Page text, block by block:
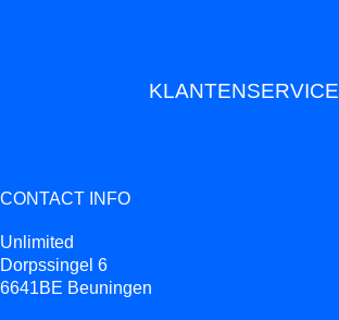
KLANTENSERVICE
CONTACT INFO
Unlimited
Dorpssingel 6
6641BE Beuningen